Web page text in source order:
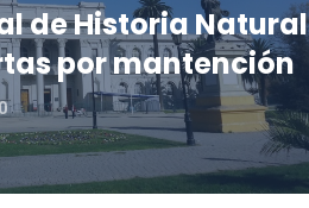
de Historia Natural
por mantención